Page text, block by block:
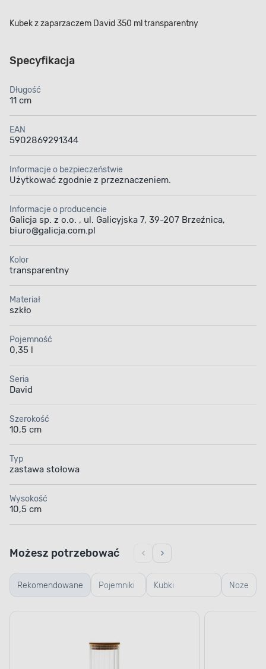
Kubek z zaparzaczem David 350 ml transparentny
Specyfikacja
Długość
11 cm
EAN
5902869291344
Informacje o bezpieczeństwie
Użytkować zgodnie z przeznaczeniem.
Informacje o producencie
Galicja sp. z o.o. , ul. Galicyjska 7, 39-207 Brzeźnica,
biuro@galicja.com.pl
Kolor
transparentny
Materiał
szkło
Pojemność
0,35 l
Seria
David
Szerokość
10,5 cm
Typ
zastawa stołowa
Wysokość
10,5 cm
Rekomendowane Pojemniki
szklane
Kubki
termiczne i
Noże
Możesz potrzebować